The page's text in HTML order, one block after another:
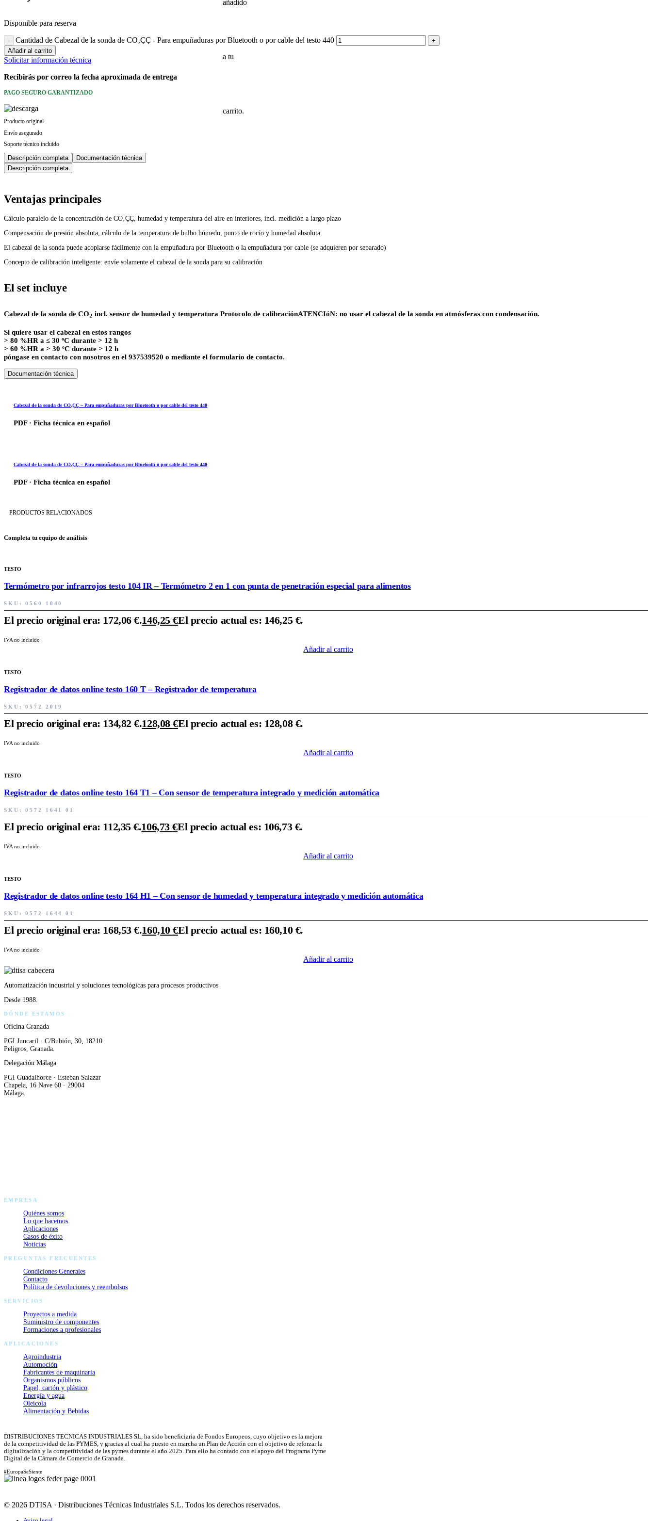
Accesorios
Quiénes somos
añadido
a tu
carrito.
Disponible para reserva
Cantidad de Cabezal de la sonda de CO‚ÇÇ - Para empuñaduras por Bluetooth o por cable del testo 440
Añadir al carrito
Solicitar información técnica
Recibirás por correo la fecha aproximada de entrega
PAGO SEGURO GARANTIZADO
Producto original
Envío asegurado
Soporte técnico incluido
Descripción completa
Documentación técnica
Descripción completa
Ventajas principales
Cálculo paralelo de la concentración de CO‚ÇÇ, humedad y temperatura del aire en interiores, incl. medición a largo plazo
Compensación de presión absoluta, cálculo de la temperatura de bulbo húmedo, punto de rocío y humedad absoluta
El cabezal de la sonda puede acoplarse fácilmente con la empuñadura por Bluetooth o la empuñadura por cable (se adquieren por separado)
Concepto de calibración inteligente: envíe solamente el cabezal de la sonda para su calibración
El set incluye
Cabezal de la sonda de CO2 incl. sensor de humedad y temperatura Protocolo de calibraciónATENCIóN: no usar el cabezal de la sonda en atmósferas con condensación.
Si quiere usar el cabezal en estos rangos
> 80 %HR a ≤ 30 ºC durante > 12 h
> 60 %HR a > 30 ºC durante > 12 h
póngase en contacto con nosotros en el 937539520 o mediante el formulario de contacto.
Documentación técnica
Cabezal de la sonda de CO‚ÇÇ – Para empuñaduras por Bluetooth o por cable del testo 440
PDF · Ficha técnica en español
Cabezal de la sonda de CO‚ÇÇ – Para empuñaduras por Bluetooth o por cable del testo 440
PDF · Ficha técnica en español
PRODUCTOS RELACIONADOS
Completa tu equipo de análisis
TESTO
Termómetro por infrarrojos testo 104 IR – Termómetro 2 en 1 con punta de penetración especial para alimentos
SKU:0560 1040
El precio original era: 172,06 €.146,25€El precio actual es: 146,25 €.
IVA no incluido
Añadir al carrito
TESTO
Registrador de datos online testo 160 T – Registrador de temperatura
SKU:0572 2019
El precio original era: 134,82 €.128,08€El precio actual es: 128,08 €.
IVA no incluido
Añadir al carrito
TESTO
Registrador de datos online testo 164 T1 – Con sensor de temperatura integrado y medición automática
SKU:0572 1641 01
El precio original era: 112,35 €.106,73€El precio actual es: 106,73 €.
IVA no incluido
Añadir al carrito
TESTO
Registrador de datos online testo 164 H1 – Con sensor de humedad y temperatura integrado y medición automática
SKU:0572 1644 01
El precio original era: 168,53 €.160,10€El precio actual es: 160,10 €.
IVA no incluido
Añadir al carrito
Automatización industrial y soluciones tecnológicas para procesos productivos
Desde 1988.
DÓNDE ESTAMOS
Oficina Granada
PGI Juncaril · C/Bubión, 30, 18210
Peligros, Granada.
Delegación Málaga
PGI Guadalhorce · Esteban Salazar
Chapela, 16 Nave 60 · 29004
Málaga.
EMPRESA
Quiénes somos
Lo que hacemos
Aplicaciones
Casos de éxito
Noticias
PREGUNTAS FRECUENTES
Condiciones Generales
Contacto
Política de devoluciones y reembolsos
SERVICIOS
Proyectos a medida
Suministro de componentes
Formaciones a profesionales
APLICACIONES
Agroindustria
Automoción
Fabricantes de maquinaria
Organismos públicos
Papel, cartón y plástico
Energía y agua
Oleícola
Alimentación y Bebidas
DISTRIBUCIONES TECNICAS INDUSTRIALES SL, ha sido beneficiaria de Fondos Europeos, cuyo objetivo es la mejora
de la competitividad de las PYMES, y gracias al cual ha puesto en marcha un Plan de Acción con el objetivo de reforzar la
digitalización y la competitividad de las pymes durante el año 2025. Para ello ha contado con el apoyo del Programa Pyme
Digital de la Cámara de Comercio de Granada.
#EuropaSeSiente
© 2026 DTISA · Distribuciones Técnicas Industriales S.L. Todos los derechos reservados.